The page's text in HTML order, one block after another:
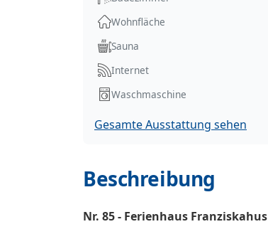
Wohnfläche
Sauna
Internet
Waschmaschine
Gesamte Ausstattung sehen
Beschreibung
Nr. 85 - Ferienhaus Franziskahus